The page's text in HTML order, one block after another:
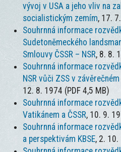
vývoj v USA a jeho vliv na
socialistickým zemím, 17.
Souhrnná informace
Sudetoněmeckého
Smlouvy ČSSR – NSR, 8. 8.
Souhrnná informace
NSR vůči ZSS v
12. 8. 1974 (PDF 4,5 MB)
Souhrnná informace
Vatikánem a ČSSR, 10. 9.
Souhrnná informace
a perspektivám KBSE, 2. 10.